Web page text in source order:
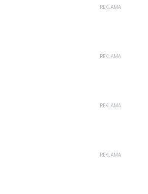
REKLAMA
REKLAMA
REKLAMA
REKLAMA